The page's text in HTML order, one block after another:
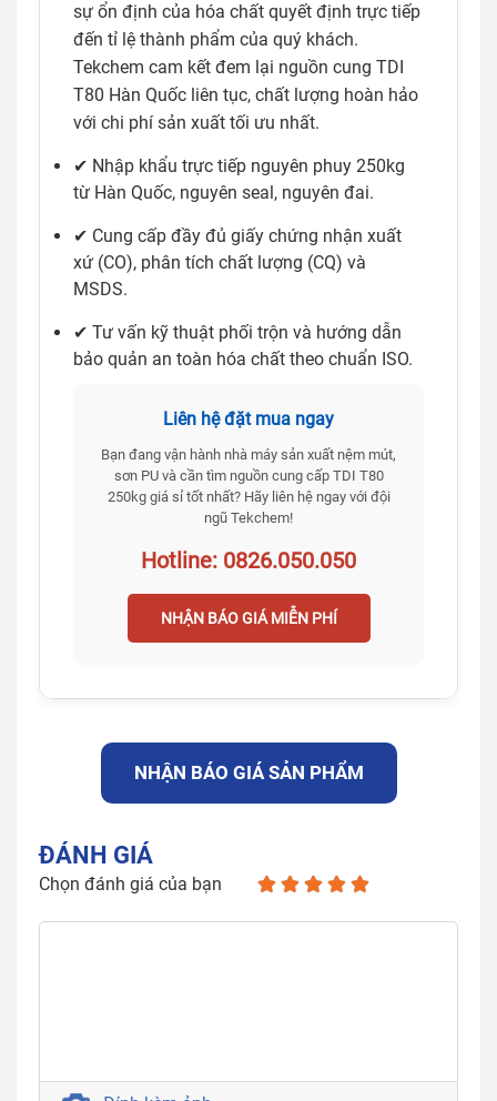
sự ổn định của hóa chất quyết định trực tiếp
đến tỉ lệ thành phẩm của quý khách.
Tekchem cam kết đem lại nguồn cung TDI
T80 Hàn Quốc liên tục, chất lượng hoàn hảo
với chi phí sản xuất tối ưu nhất.
✔ Nhập khẩu trực tiếp nguyên phuy 250kg
từ Hàn Quốc, nguyên seal, nguyên đai.
✔ Cung cấp đầy đủ giấy chứng nhận xuất
xứ (CO), phân tích chất lượng (CQ) và
MSDS.
✔ Tư vấn kỹ thuật phối trộn và hướng dẫn
bảo quản an toàn hóa chất theo chuẩn ISO.
Liên hệ đặt mua ngay
Bạn đang vận hành nhà máy sản xuất nệm mút,
sơn PU và cần tìm nguồn cung cấp TDI T80
250kg giá sỉ tốt nhất? Hãy liên hệ ngay với đội
ngũ Tekchem!
Hotline: 0826.050.050
NHẬN BÁO GIÁ MIỄN PHÍ
NHẬN BÁO GIÁ SẢN PHẨM
ĐÁNH GIÁ
Chọn đánh giá của bạn